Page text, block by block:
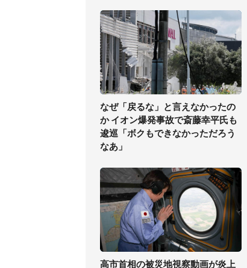
なぜ「戻るな」と言えなかったの
か イオン爆発事故で斎藤幸平氏も
逡巡「ボクもできなかっただろう
なあ」
高市首相の被災地視察動画が炎上